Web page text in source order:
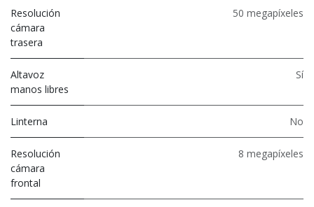
Resolución
cámara
trasera
50 megapíxeles
Altavoz
manos libres
Sí
Linterna No
Resolución
cámara
frontal
8 megapíxeles